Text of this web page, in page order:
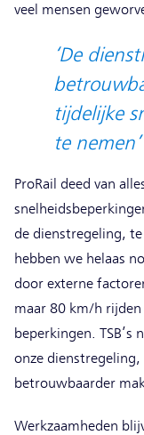
veel mensen
‘De
tijdelijke
te nemen’
ProRail deed van
de dienstregeling, te
hebben we helaas
door externe
maar 80 km/h
beperkingen. TSB’s
onze
betrouwbaarder
Werkzaamheden